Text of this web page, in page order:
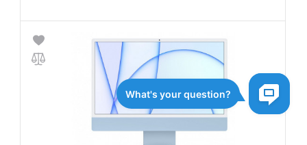
Гарантия:12 месяцев